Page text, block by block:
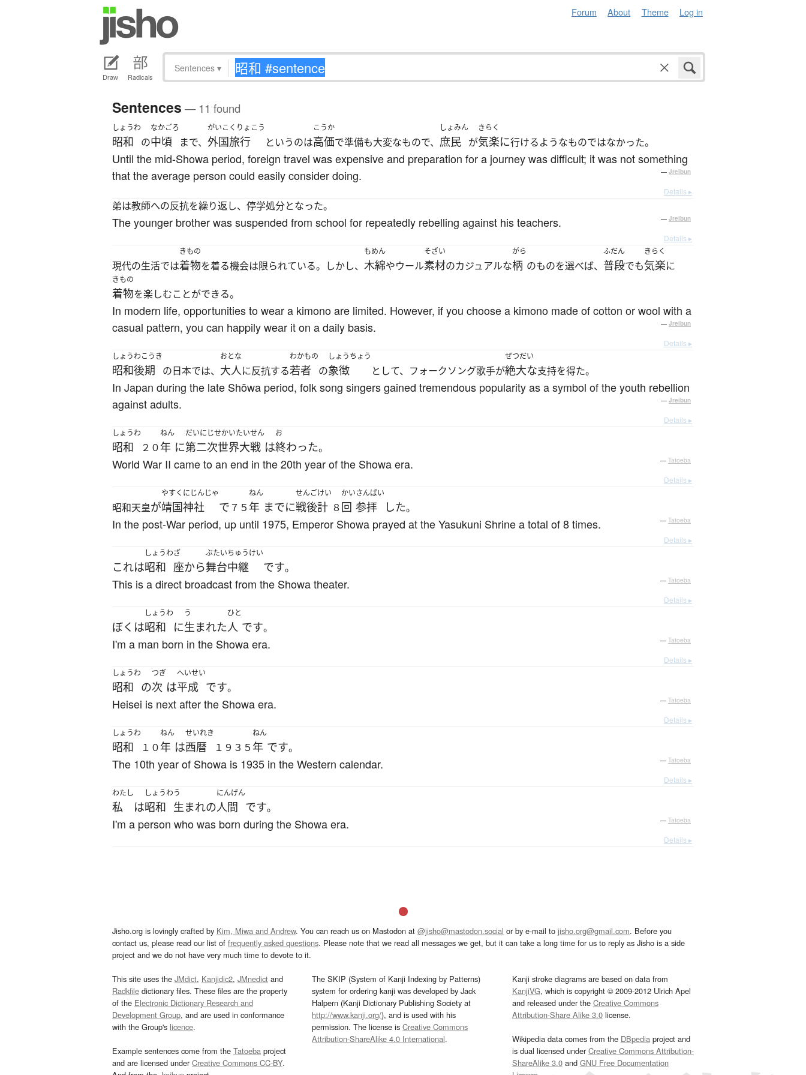
Forum About Theme Log in
Draw Radicals
Sentences ▾
Sentences — 11 found
しょうわ
昭和 の
なかごろ
中頃 まで、
がいこくりょこう
外国旅行 というのは
こうか
高価で準備も大変なもので、
しょみん
庶民 が
きらく
気楽に行けるようなものではなかった。
Until the mid-Showa period, foreign travel was expensive and preparation for a journey was difficult; it was not something
that the average person could easily consider doing.
— Jreibun
Details ▸
弟は教師への反抗を繰り返し、停学処分となった。
The younger brother was suspended from school for repeatedly rebelling against his teachers. — Jreibun
Details ▸
現代の生活では
きもの
着物を着る機会は限られている。しかし、
もめん
木綿やウール
そざい
素材のカジュアルな
がら
柄 のものを選べば、
ふだん
普段でも
きらく
気楽に
きもの
着物を楽しむことができる。
In modern life, opportunities to wear a kimono are limited. However, if you choose a kimono made of cotton or wool with a
casual pattern, you can happily wear it on a daily basis.
— Jreibun
Details ▸
しょうわこうき
昭和後期 の日本では、
おとな
大人に反抗する
わかもの
若者 の
しょうちょう
象徴 として、フォークソング歌手が
ぜつだい
絶大な支持を得た。
In Japan during the late Shōwa period, folk song singers gained tremendous popularity as a symbol of the youth rebellion
against adults.
— Jreibun
Details ▸
しょうわ
昭和 ２０
ねん
年 に
だいにじせかいたいせん
第二次世界大戦 は
お
終わった。
World War II came to an end in the 20th year of the Showa era. — Tatoeba
Details ▸
昭和天皇が
やすくにじんじゃ
靖国神社 で７５
ねん
年 までに
せんご
戦後
けい
計 ８
かい
回
さんぱい
参拝 した。
In the post-War period, up until 1975, Emperor Showa prayed at the Yasukuni Shrine a total of 8 times. — Tatoeba
Details ▸
これは
しょうわ
昭和
ざ
座から
ぶたいちゅうけい
舞台中継 です。
This is a direct broadcast from the Showa theater. — Tatoeba
Details ▸
ぼく は
しょうわ
昭和 に
う
生まれた
ひと
人 です。
I'm a man born in the Showa era. — Tatoeba
Details ▸
しょうわ
昭和 の
つぎ
次 は
へいせい
平成 です。
Heisei is next after the Showa era. — Tatoeba
Details ▸
しょうわ
昭和 １０
ねん
年 は
せいれき
西暦 １９３５
ねん
年 です。
The 10th year of Showa is 1935 in the Western calendar. — Tatoeba
Details ▸
わたし
私 は
しょうわ
昭和
う
生まれの
にんげん
人間 です。
I'm a person who was born during the Showa era. — Tatoeba
Details ▸
Jisho.org is lovingly crafted by Kim, Miwa and Andrew. You can reach us on Mastodon at @jisho@mastodon.social or by e-mail to jisho.org@gmail.com. Before you
contact us, please read our list of frequently asked questions. Please note that we read all messages we get, but it can take a long time for us to reply as Jisho is a side
project and we do not have very much time to devote to it.
This site uses the JMdict, Kanjidic2, JMnedict and
Radkfile dictionary files. These files are the property
of the Electronic Dictionary Research and
Development Group, and are used in conformance
with the Group's licence.
Example sentences come from the Tatoeba project
and are licensed underCreative Commons CC-BY.
The SKIP (System of Kanji Indexing by Patterns)
system for ordering kanji was developed by Jack
Halpern (Kanji Dictionary Publishing Society at
http://www.kanji.org/), and is used with his
permission. The license isCreative Commons
Attribution-ShareAlike 4.0 International.
Kanji stroke diagrams are based on data from
KanjiVG, which is copyright © 2009-2012 Ulrich Apel
and released under the Creative Commons
Attribution-Share Alike 3.0license.
Wikipedia data comes from the DBpediaproject and
is dual licensed underCreative Commons Attribution-
ShareAlike 3.0and GNU Free Documentation